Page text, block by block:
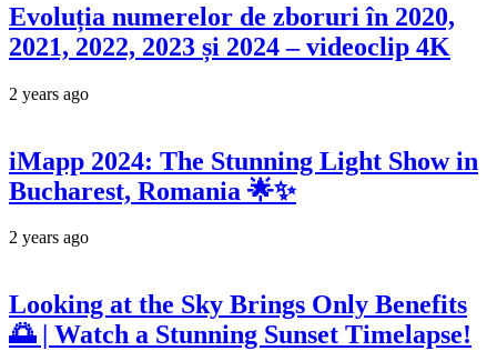
Evoluția numerelor de zboruri în 2020,
2021, 2022, 2023 și 2024 – videoclip 4K
2 years ago
iMapp 2024: The Stunning Light Show in
Bucharest, Romania 🌟✨
2 years ago
Looking at the Sky Brings Only Benefits
🌅 | Watch a Stunning Sunset Timelapse!